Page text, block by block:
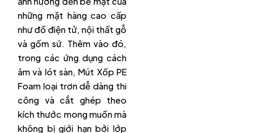
những mặt hàng cao cấp
như đồ điện tử, nội thất gỗ
và gốm sứ. Thêm vào đó,
trong các ứng dụng cách
âm và lót sàn, Mút Xốp PE
Foam loại trơn dễ dàng thi
công và cắt ghép theo
kích thước mong muốn mà
không bị giới hạn bởi lớp